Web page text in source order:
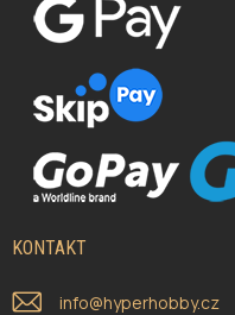
KONTAKT
info@hyperhobby.cz